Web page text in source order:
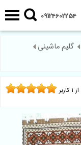
09124602254
گلیم ماشینی
از 1کاربر